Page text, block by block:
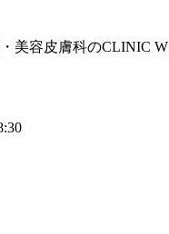
美容皮膚科のCLINIC W